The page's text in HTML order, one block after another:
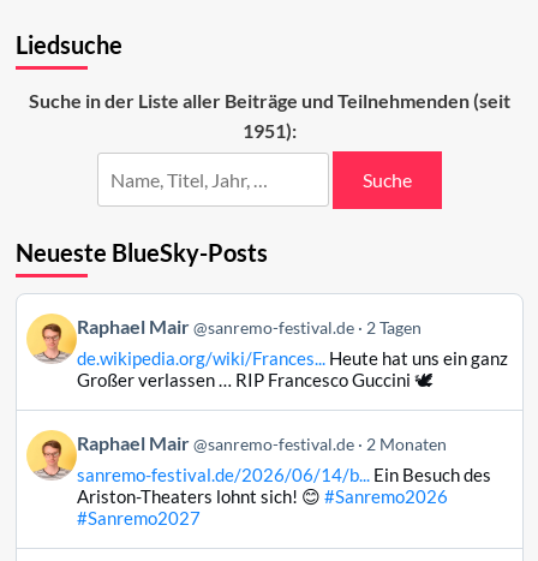
2025:
Liedsuche
Suche in der Liste aller Beiträge und Teilnehmenden (seit
1951):
Suche
Neueste BlueSky-Posts
Beitrag
von
Raphael
Bluesky
ansehen
Raphael Mair @sanremo-festival.de 2 Tagen
de.wikipedia.org/wiki/Frances...Heute hat uns ein ganz
Großer verlassen … RIP Francesco Guccini 🕊️
Beitrag
von
Raphael
Raphael Mair @sanremo-festival.de 2 Monaten
sanremo-festival.de/2026/06/14/b...Ein Besuch des
Ariston-Theaters lohnt sich! 😊 #Sanremo2026
#Sanremo2027